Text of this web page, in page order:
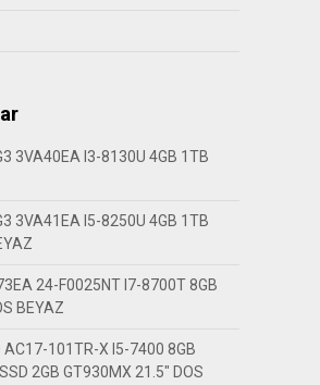
3VA40EA I3-8130U 4GB 1TB
3VA41EA I5-8250U 4GB 1TB
24-F0025NT I7-8700T 8GB
BEYAZ
AC17-101TR-X I5-7400 8GB
2GB GT930MX 21.5″ DOS